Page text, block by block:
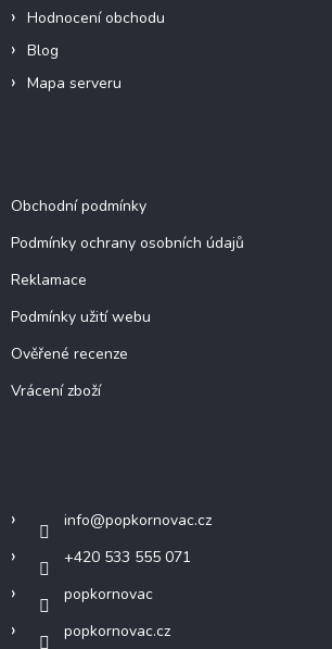
Hodnocení obchodu
Blog
Mapa serveru
Obchodní podmínky
Podmínky ochrany osobních údajů
Reklamace
Podmínky užití webu
Ověřené recenze
Vrácení zboží
info@popkornovac.cz
+420 533 555 071
popkornovac
popkornovac.cz